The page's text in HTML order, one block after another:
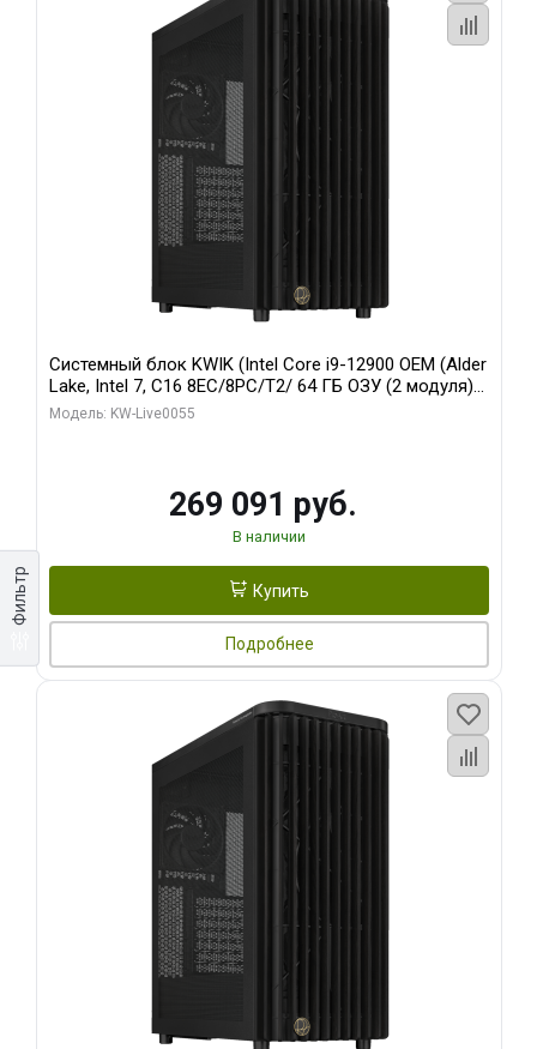
Фильтр
Системный блок KWIK (Intel Core i9-12900 OEM (Alder
Lake, Intel 7, C16 8EC/8PC/T2/ 64 ГБ ОЗУ (2 модуля)/
MSI RTX5080 SHADOW 3X OC 16GB GDDR7 256bit 3xDP
Модель: KW-Live0055
269 091 руб.
В наличии
Купить
Подробнее